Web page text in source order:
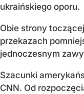
ukraińskiego oporu.
Obie strony
przekazach
jednoczesnym
Szacunki
CNN. Od